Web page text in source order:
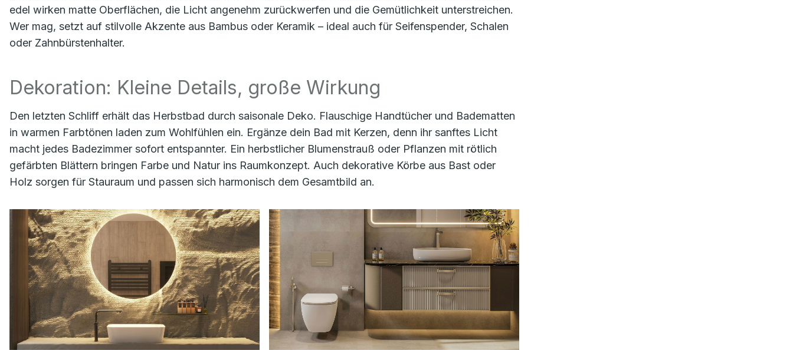
edel wirken matte Oberflächen, die Licht angenehm zurückwerfen und die Gemütlichkeit unterstreichen.
Wer mag, setzt auf stilvolle Akzente aus Bambus oder Keramik – ideal auch für Seifenspender, Schalen
oder Zahnbürstenhalter.
Dekoration: Kleine Details, große Wirkung
Den letzten Schliff erhält das Herbstbad durch saisonale Deko. Flauschige Handtücher und Badematten
in warmen Farbtönen laden zum Wohlfühlen ein. Ergänze dein Bad mit Kerzen, denn ihr sanftes Licht
macht jedes Badezimmer sofort entspannter. Ein herbstlicher Blumenstrauß oder Pflanzen mit rötlich
gefärbten Blättern bringen Farbe und Natur ins Raumkonzept. Auch dekorative Körbe aus Bast oder
Holz sorgen für Stauraum und passen sich harmonisch dem Gesamtbild an.